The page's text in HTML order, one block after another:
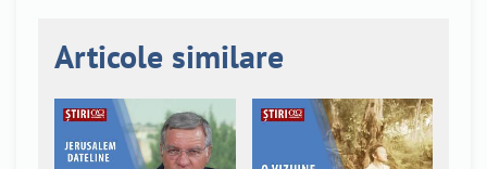
Articole similare